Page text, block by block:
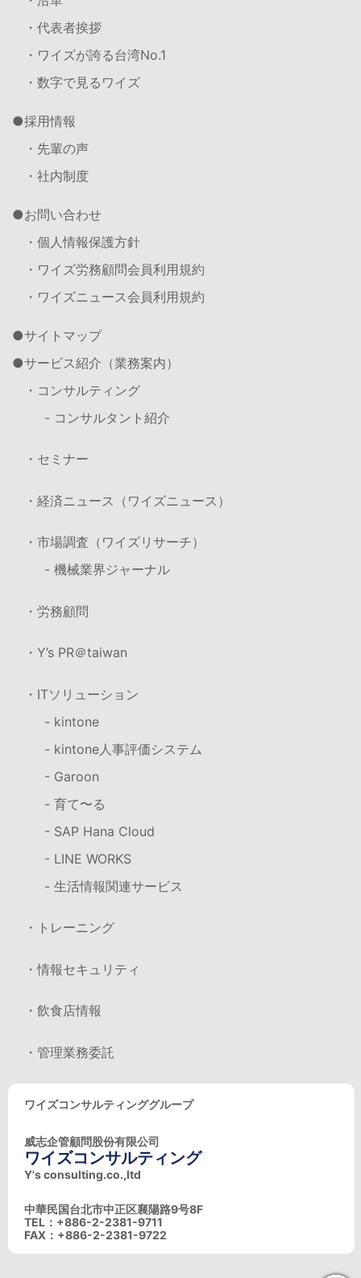
・代表者挨拶
・ワイズが誇る台湾No.1
・数字で見るワイズ
採用情報
・先輩の声
・社内制度
お問い合わせ
・個人情報保護方針
・ワイズ労務顧問会員利用規約
・ワイズニュース会員利用規約
サイトマップ
サービス紹介（業務案内）
・コンサルティング
- コンサルタント紹介
・セミナー
・経済ニュース（ワイズニュース）
・市場調査（ワイズリサーチ）
- 機械業界ジャーナル
・労務顧問
・Y’s PR＠taiwan
・ITソリューション
- kintone
- kintone人事評価システム
- Garoon
- 育て〜る
- SAP Hana Cloud
- LINE WORKS
- 生活情報関連サービス
・トレーニング
・情報セキュリティ
・飲食店情報
・管理業務委託
ワイズコンサルティンググループ
威志企管顧問股份有限公司
ワイズコンサルティング
Y's consulting.co.,ltd
中華民国台北市中正区襄陽路9号8F
TEL：+886-2-2381-9711
FAX：+886-2-2381-9722